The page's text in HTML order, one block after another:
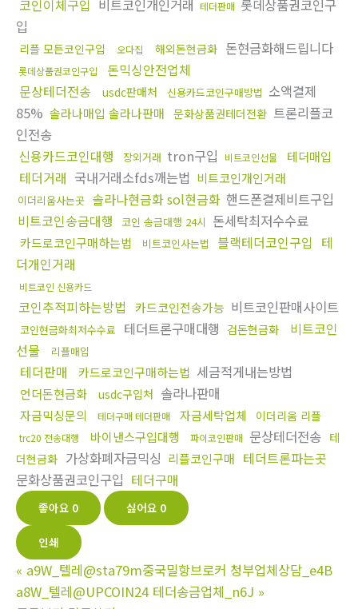
코인이체구입 비트코인개인거래 테더판매 롯데상품권코인구
입
리플 모든코인구입 오다집 해외돈현금화 돈현금화해드립니다
롯데상품권코인구입
돈믹싱안전업체
문상테더전송
usdc판매처 신용카드코인구매방법 소액결제
85% 솔라나매입 솔라나판매 문화상품권테더전환 트론리플코
인전송
신용카드코인대행
장외거래 tron구입 비트코인선물 테더매입
테더거래 국내거래소fds깨는법 비트코인개인거래
이더리움사는곳 솔라나현금화 sol현금화 핸드폰결제비트구입
비트코인송금대행
코인 송금대행 24시 돈세탁최저수수료
카드로코인구매하는법 비트코인사는법 블랙테더코인구입 테
더개인거래
비트코인 신용카드
코인추적피하는방법 카드코인전송가능 비트코인판매사이트
코인현금화최저수수료 테더트론구매대행 검돈현금화
비트코인
선물
리플매입
테더판매 카드로코인구매하는법 세금적게내는방법
언더돈현금화 usdc구입처 솔라나판매
자금믹싱문의 테더구매 테더판매 자금세탁업체 이더리움 리플
trc20 전송대행 바이낸스구입대행 파이코인판매 문상테더전송 테
더현금화 가상화폐자금믹싱 리플코인구매 테더트론파는곳
문화상품권코인구입 테더구매
좋아요 0 싫어요 0
인쇄
« a9W_텔레@sta79m중국밀항브로커 청부업체상담_e4B
a8W_텔레@UPCOIN24 테더송금업체_n6J »